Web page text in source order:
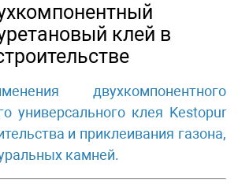
клей в
двухкомпонентного
универсального клея Kestopur
и приклеивания газона,
камней.